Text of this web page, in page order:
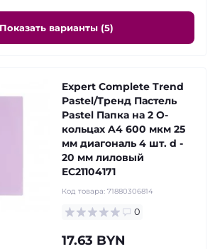
Показать варианты (5)
Expert Complete Trend
Pastel/Тренд Пастель
Pastel Папка на 2 О-
кольцах A4 600 мкм 25
мм диагональ 4 шт. d -
20 мм лиловый
EC21104171
Код товара: 71880306814
0
17.63 BYN